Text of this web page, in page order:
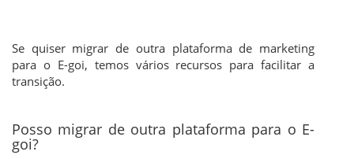
Se quiser migrar de outra plataforma de marketing
para o E-goi, temos vários recursos para facilitar a
transição.
Posso migrar de outra plataforma para o E-
goi?